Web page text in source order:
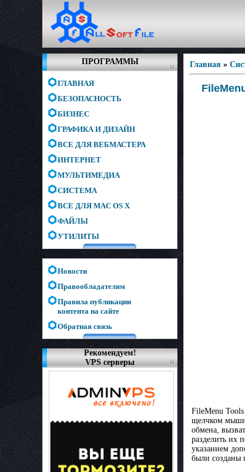
ПРОГРАММЫ
ГЛАВНАЯ
БЕЗОПАСНОСТЬ
БИЗНЕС
ГРАФИКА И ДИЗАЙН
ВСЕ ДЛЯ ВЕБМАСТЕРА
ИНТЕРНЕТ
МУЛЬТИМЕДИА
СИСТЕМА
ВСЕ ДЛЯ MAC OS X
ФАЙЛЫ
УТИЛИТЫ
Новости
Правообладателям
Правила публикации
контента на сайте
Обратная связь
Рекомендуем!
VPS серверы
Главная »
FileMenu
щелчком мыши
обмена,
разделить их
указанием
были созданы